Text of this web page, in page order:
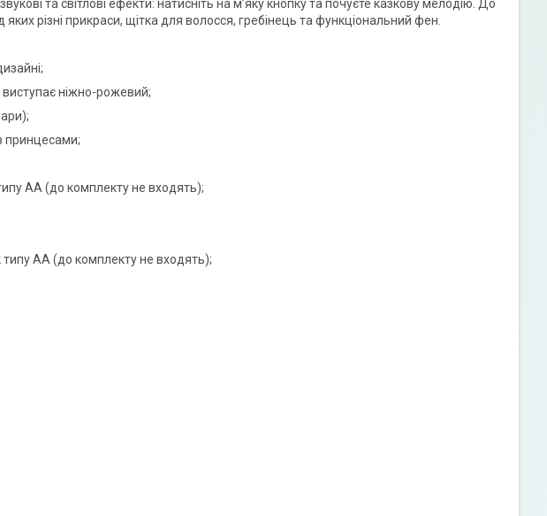
та світлові ефекти: натисніть на м’яку кнопку та почуєте казкову мелодію. До
різні прикраси, щітка для волосся, гребінець та функціональний фен.
ніжно-рожевий;
принцесами;
АА (до комплекту не входять);
АА (до комплекту не входять);